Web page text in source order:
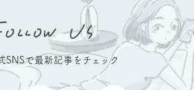
SNSで最新記事をチェック